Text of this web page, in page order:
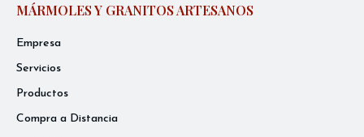
MÁRMOLES Y GRANITOS ARTESANOS
Empresa
Servicios
Productos
Compra a Distancia